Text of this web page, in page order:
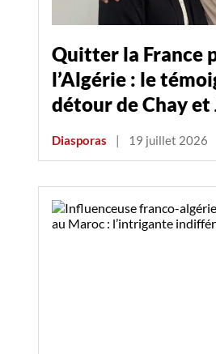
Quitter la France
l’Algérie : le
détour de Chay et
Diasporas | 19 juillet 2026